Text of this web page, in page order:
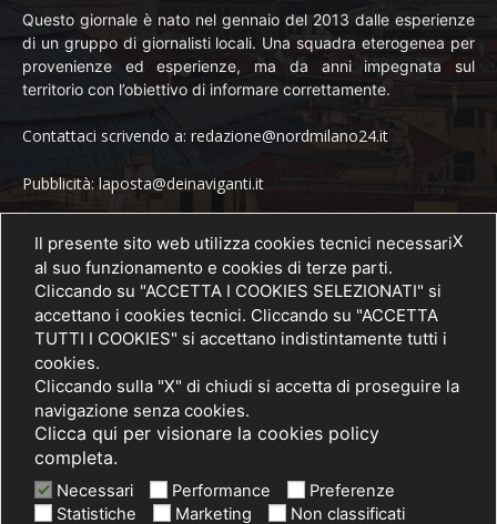
Questo giornale è nato nel gennaio del 2013 dalle esperienze
di un gruppo di giornalisti locali. Una squadra eterogenea per
provenienze ed esperienze, ma da anni impegnata sul
territorio con l’obiettivo di informare correttamente.
Contattaci scrivendo a: redazione@nordmilano24.it
Pubblicità: laposta@deinaviganti.it
Tel. 389 1492573
SEGUICI
X
Il presente sito web utilizza cookies tecnici necessari
al suo funzionamento e cookies di terze parti.
Cliccando su "ACCETTA I COOKIES SELEZIONATI" si
accettano i cookies tecnici. Cliccando su "ACCETTA
TUTTI I COOKIES" si accettano indistintamente tutti i
cookies.
Cliccando sulla "X" di chiudi si accetta di proseguire la
navigazione senza cookies.
Clicca qui per visionare la cookies policy
completa.
Necessari Performance
Preferenze
Statistiche
Marketing Non classificati